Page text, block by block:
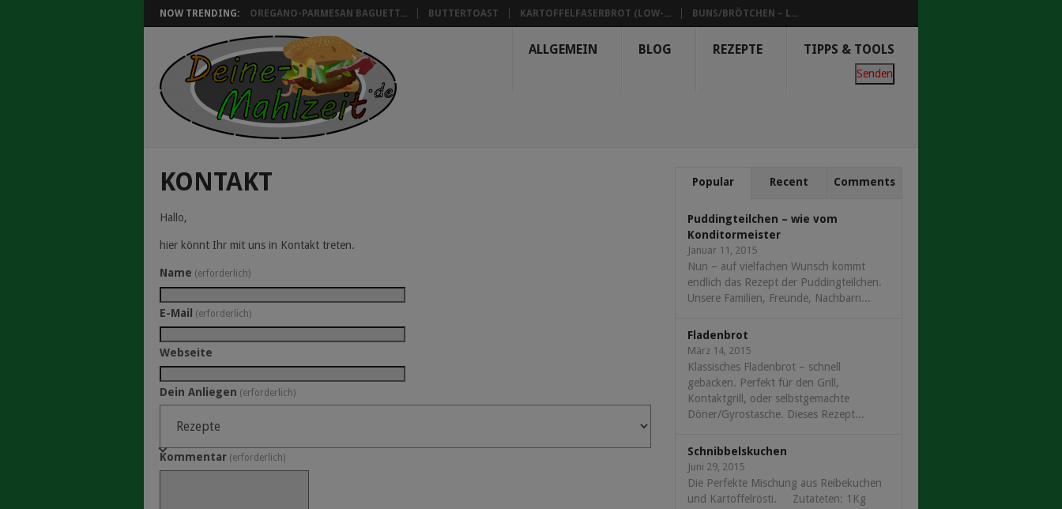
NOW TRENDING: OREGANO-PARMESAN BAGUETT... BUTTERTOAST KARTOFFELFASERBROT (LOW-... BUNS/BRÖTCHEN – L...
ALLGEMEIN BLOG REZEPTE TIPPS & TOOLS
KONTAKT
Hallo,
hier könnt Ihr mit uns in Kontakt treten.
Name (erforderlich)
E-Mail (erforderlich)
Webseite
Dein Anliegen (erforderlich)
Kommentar (erforderlich)
Senden
Popular Recent Comments
Puddingteilchen – wie vom
Konditormeister
Januar 11, 2015
Nun – auf vielfachen Wunsch kommt
endlich das Rezept der Puddingteilchen.
Unsere Familien, Freunde, Nachbarn...
Fladenbrot
März 14, 2015
Klassisches Fladenbrot – schnell
gebacken. Perfekt für den Grill,
Kontaktgrill, oder selbstgemachte
Döner/Gyrostasche. Dieses Rezept...
Schnibbelskuchen
Juni 29, 2015
Die Perfekte Mischung aus Reibekuchen
und Kartoffelrösti. Zutateten: 1Kg